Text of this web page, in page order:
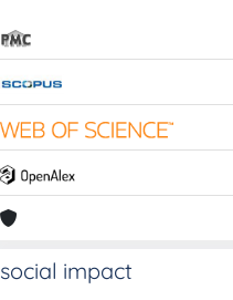
social impact